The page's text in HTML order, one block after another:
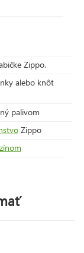
Zippo.
alebo knôt
palivom
Zippo